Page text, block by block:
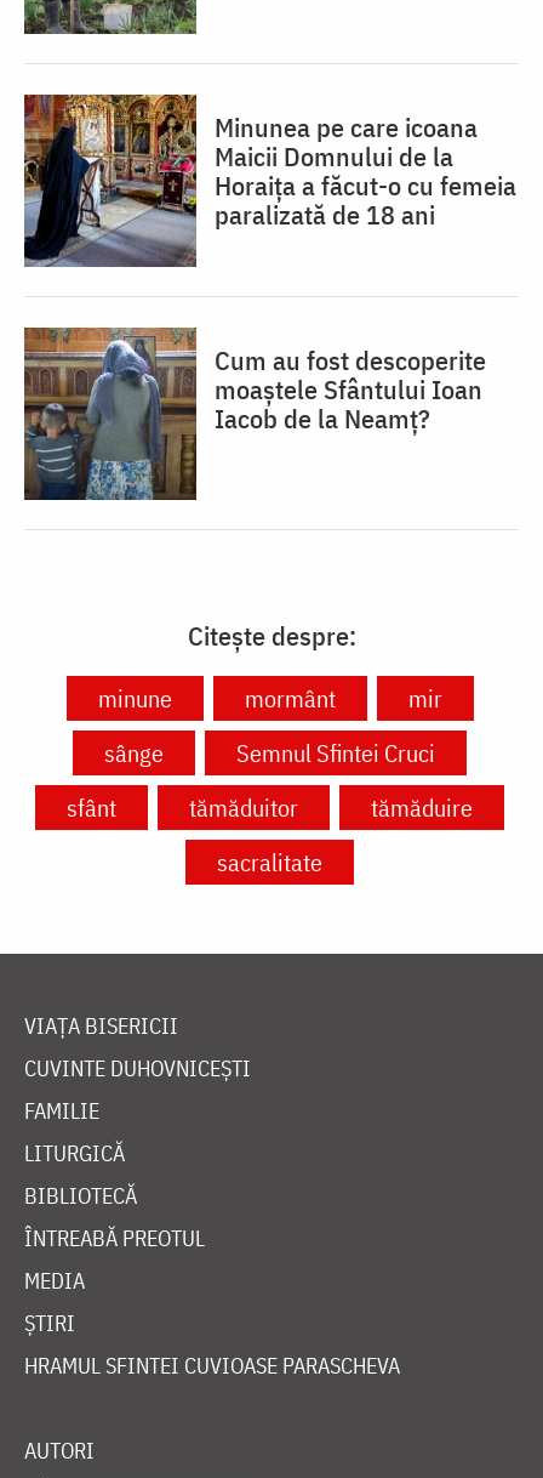
Minunea pe care icoana
Maicii Domnului de la
Horaița a făcut-o cu femeia
paralizată de 18 ani
Cum au fost descoperite
moaștele Sfântului Ioan
Iacob de la Neamț?
Citește despre:
minune mormânt
mir
sânge
Semnul Sfintei Cruci
sfânt
tămăduitor
tămăduire
sacralitate
VIAȚA BISERICII
CUVINTE DUHOVNICEȘTI
FAMILIE
LITURGICĂ
BIBLIOTECĂ
ÎNTREABĂ PREOTUL
MEDIA
ȘTIRI
HRAMUL SFINTEI CUVIOASE PARASCHEVA
AUTORI